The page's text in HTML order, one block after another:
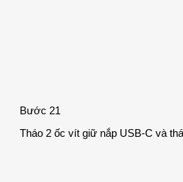
Bước 21
Tháo 2 ốc vít giữ nắp USB-C và